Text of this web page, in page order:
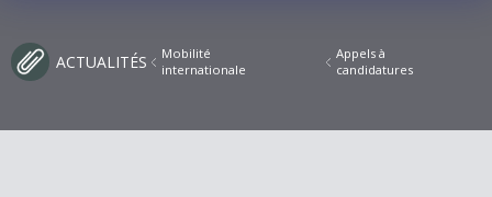
ACTUALITÉS
Mobilité
internationale
Appels à
candidatures